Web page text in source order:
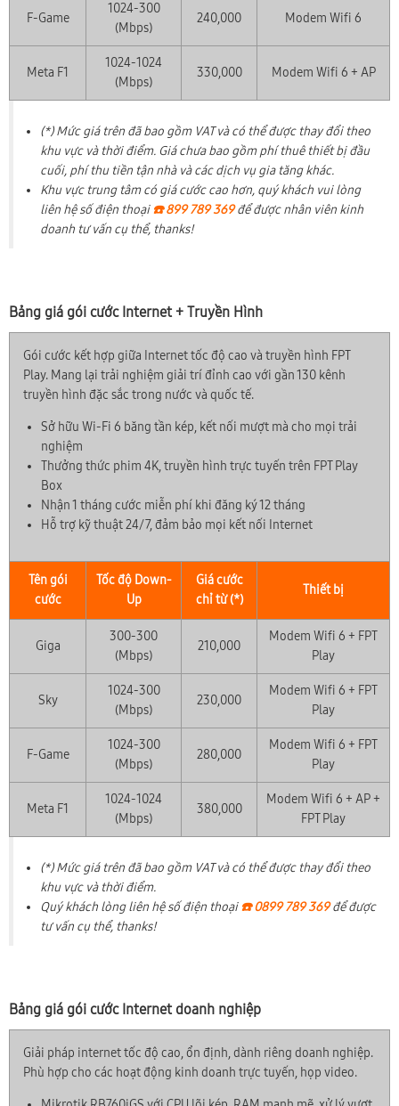
F-Game
1024-300
(Mbps)
240,000 Modem Wifi 6
Meta F1
1024-1024
(Mbps)
330,000 Modem Wifi 6 + AP
(*) Mức giá trên đã bao gồm VAT và có thể được thay đổi theo
khu vực và thời điểm. Giá chưa bao gồm phí thuê thiết bị đầu
cuối, phí thu tiền tận nhà và các dịch vụ gia tăng khác.
Khu vực trung tâm có giá cước cao hơn, quý khách vui lòng
liên hệ số điện thoại☎️ 899 789 369để được nhân viên kinh
doanh tư vấn cụ thể, thanks!
Bảng giá gói cước Internet + Truyền Hình
Gói cước kết hợp giữa Internet tốc độ cao và truyền hình FPT
Play. Mang lại trải nghiệm giải trí đỉnh cao với gần 130 kênh
truyền hình đặc sắc trong nước và quốc tế.
Sở hữu Wi-Fi 6 băng tần kép, kết nối mượt mà cho mọi trải
nghiệm
Thưởng thức phim 4K, truyền hình trực tuyến trên FPT Play
Box
Nhận 1 tháng cước miễn phí khi đăng ký 12 tháng
Hỗ trợ kỹ thuật 24/7, đảm bảo mọi kết nối Internet
Tên gói
cước
Tốc độ Down-
Up
Giá cước
chỉ từ (*)
Thiết bị
Giga
300-300
(Mbps)
210,000
Modem Wifi 6 + FPT
Play
Sky
1024-300
(Mbps)
230,000
Modem Wifi 6 + FPT
Play
F-Game
1024-300
(Mbps)
280,000
Modem Wifi 6 + FPT
Play
Meta F1
1024-1024
(Mbps)
380,000
Modem Wifi 6 + AP +
FPT Play
(*) Mức giá trên đã bao gồm VAT và có thể được thay đổi theo
khu vực và thời điểm.
Quý khách lòng liên hệ số điện thoại☎️ 0899 789 369để được
tư vấn cụ thể, thanks!
Bảng giá gói cước Internet doanh nghiệp
Giải pháp internet tốc độ cao, ổn định, dành riêng doanh nghiệp.
Phù hợp cho các hoạt động kinh doanh trực tuyến, họp video.